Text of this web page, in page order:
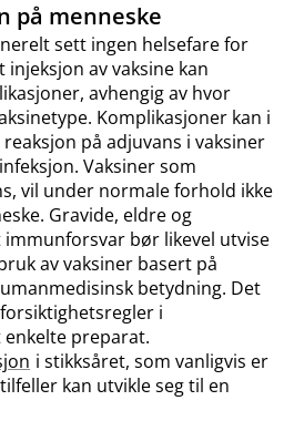
på menneske
sett ingen helsefare for
av vaksine kan
avhengig av hvor
Komplikasjoner kan i
på adjuvans i vaksiner
Vaksiner som
vil under normale forhold ikke
Gravide, eldre og
bør likevel utvise
av vaksiner basert på
betydning. Det
i
preparat.
i stikksåret, som vanligvis er
kan utvikle seg til en